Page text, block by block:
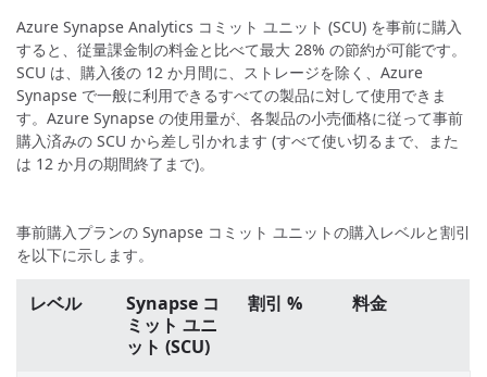
Azure Synapse Analytics コミット ユニット (SCU) を事前に購入
すると、従量課金制の料金と比べて最大 28% の節約が可能です。
SCU は、購入後の 12 か月間に、ストレージを除く、Azure
Synapse で一般に利用できるすべての製品に対して使用できま
す。Azure Synapse の使用量が、各製品の小売価格に従って事前
購入済みの SCU から差し引かれます (すべて使い切るまで、また
は 12 か月の期間終了まで)。
事前購入プランの Synapse コミット ユニットの購入レベルと割引
を以下に示します。
レベル
Synapse コ
ミット ユニ
ット (SCU)
割引 % 料金